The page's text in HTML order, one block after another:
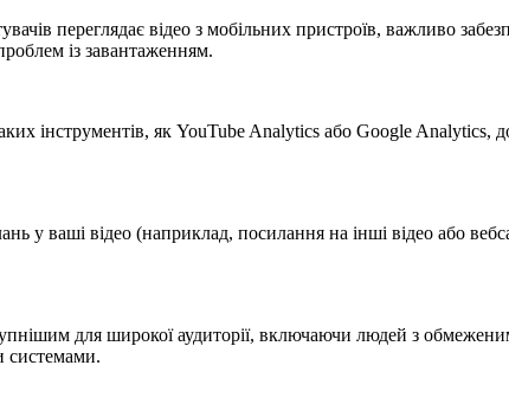
переглядає відео з мобільних пристроїв, важливо
із завантаженням.
інструментів, як YouTube Analytics або Google
у ваші відео (наприклад, посилання на інші відео або
для широкої аудиторії, включаючи людей з
системами.